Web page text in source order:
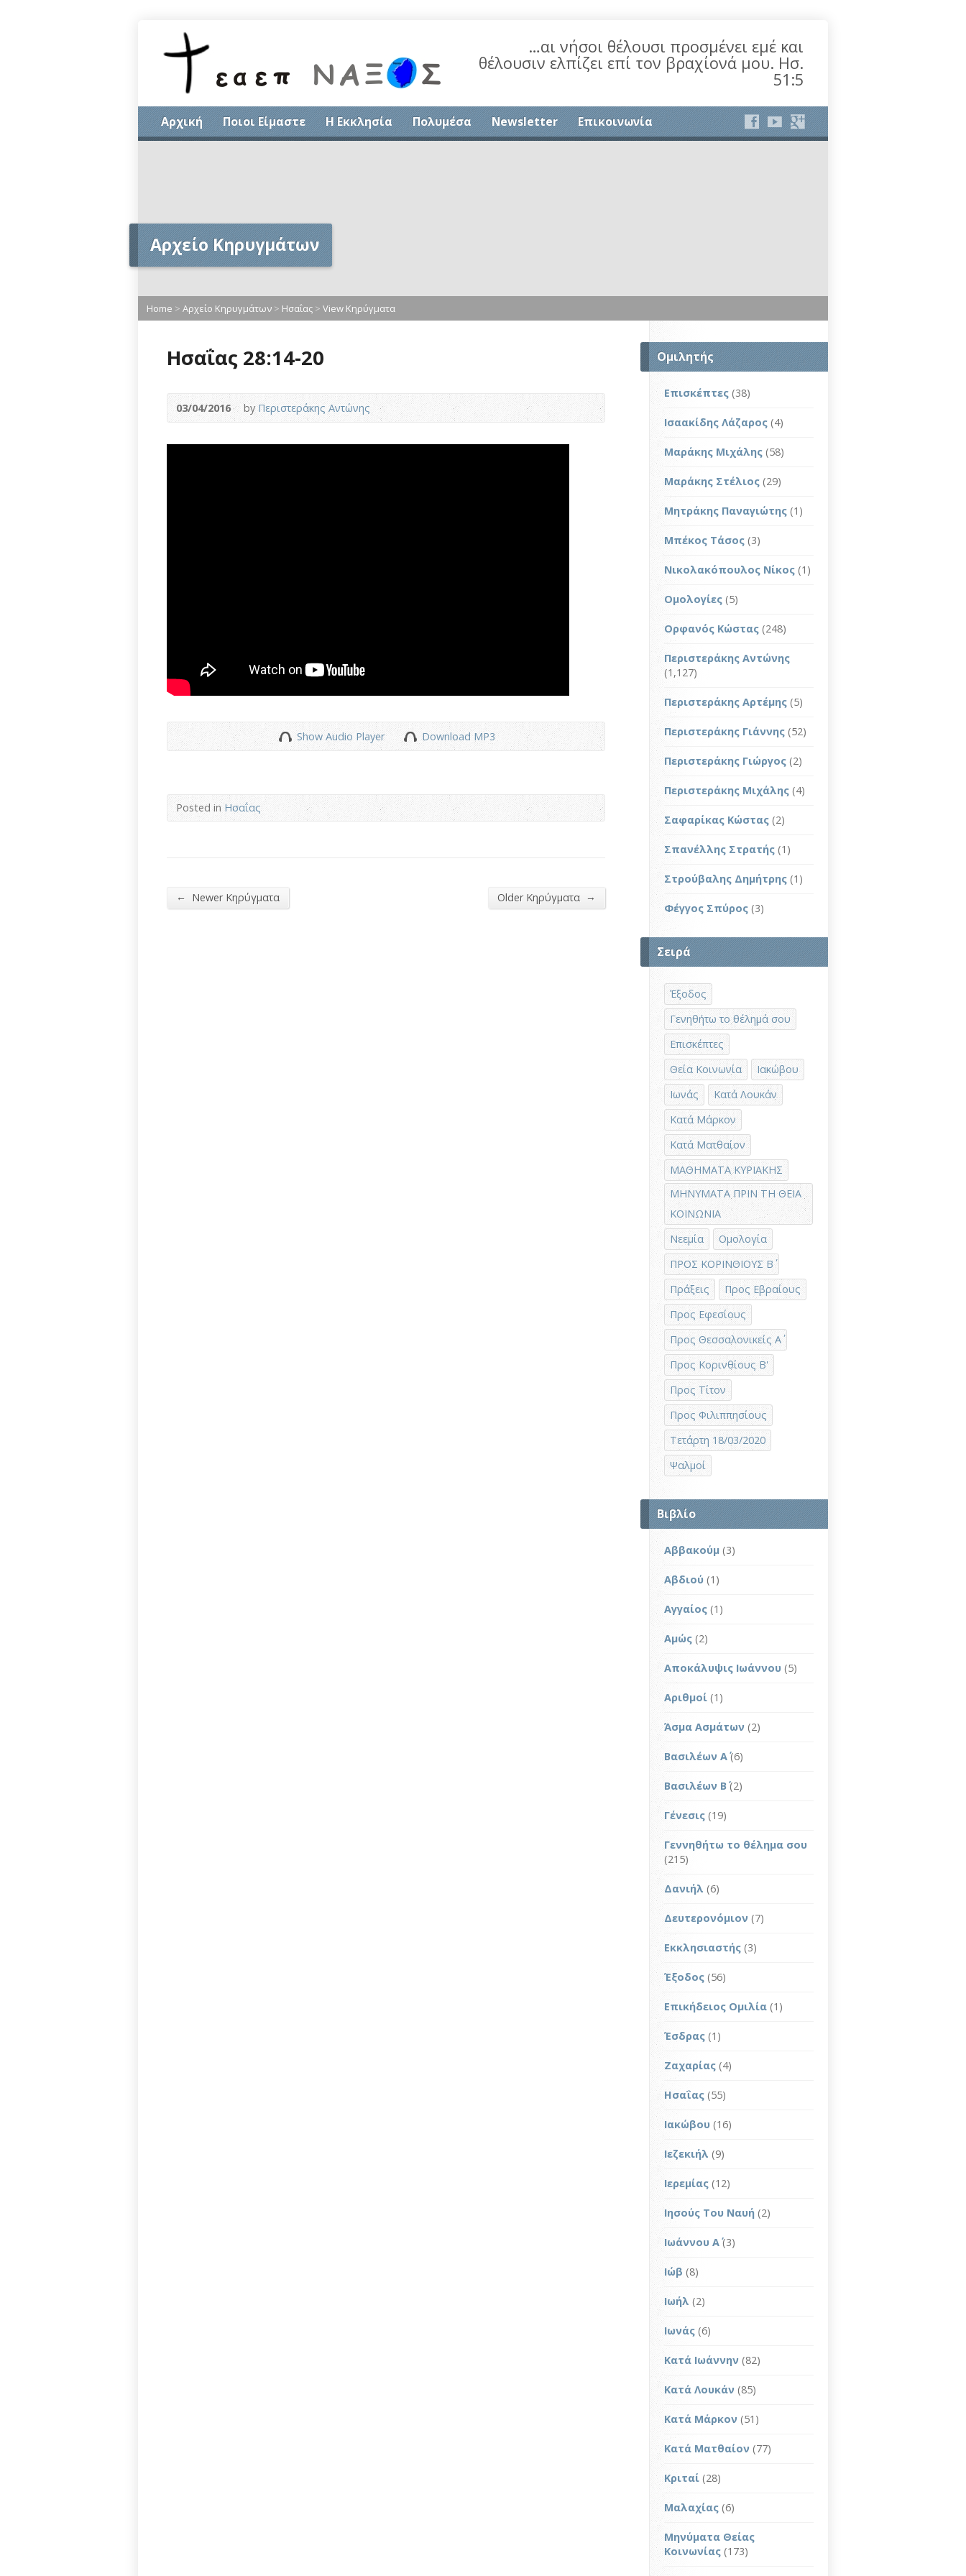
…αι νήσοι θέλουσι προσμένει εμέ και
θέλουσιν ελπίζει επί τον βραχίονά μου. Ησ.
51:5
Αρχική Ποιοι Είμαστε Η Εκκλησία Πολυμέσα Newsletter Επικοινωνία
Αρχείο Κηρυγμάτων
Home > Αρχείο Κηρυγμάτων > Ησαΐας > View Κηρύγματα
Ησαΐας 28:14-20
03/04/2016 byΠεριστεράκης Αντώνης
Show Audio Player Download MP3
Posted inΗσαΐας
← Newer Κηρύγματα Older Κηρύγματα →
Ομιλητής
Επισκέπτες (38)
Ισαακίδης Λάζαρος (4)
Μαράκης Μιχάλης (58)
Μαράκης Στέλιος (29)
Μητράκης Παναγιώτης (1)
Μπέκος Τάσος (3)
Νικολακόπουλος Νίκος (1)
Ομολογίες (5)
Ορφανός Κώστας (248)
Περιστεράκης Αντώνης
(1,127)
Περιστεράκης Αρτέμης (5)
Περιστεράκης Γιάννης (52)
Περιστεράκης Γιώργος (2)
Περιστεράκης Μιχάλης (4)
Σαφαρίκας Κώστας (2)
Σπανέλλης Στρατής (1)
Στρούβαλης Δημήτρης (1)
Φέγγος Σπύρος (3)
Σειρά
Έξοδος
Γενηθήτω το θέλημά σου
Επισκέπτες
Θεία Κοινωνία
Ιακώβου
Ιωνάς
Κατά Λουκάν
Κατά Μάρκον
Κατά Ματθαίον
ΜΑΘΗΜΑΤΑ ΚΥΡΙΑΚΗΣ
ΜΗΝΥΜΑΤΑ ΠΡΙΝ ΤΗ ΘΕΙΑ
ΚΟΙΝΩΝΙΑ
Νεεμία
Ομολογία
ΠΡΟΣ ΚΟΡΙΝΘΙΟΥΣ Β΄
Πράξεις
Προς Εβραίους
Προς Εφεσίους
Προς Θεσσαλονικείς Α΄
Προς Κορινθίους Β'
Προς Τίτον
Προς Φιλιππησίους
Τετάρτη 18/03/2020
Ψαλμοί
Βιβλίο
Αββακούμ (3)
Αβδιού (1)
Αγγαίος (1)
Αμώς (2)
Αποκάλυψις Ιωάννου (5)
Αριθμοί (1)
Άσμα Ασμάτων (2)
Βασιλέων Α΄(6)
Βασιλέων Β΄ (2)
Γένεσις (19)
Γεννηθήτω το θέλημα σου
(215)
Δανιήλ (6)
Δευτερονόμιον (7)
Εκκλησιαστής (3)
Έξοδος (56)
Επικήδειος Ομιλία (1)
Έσδρας (1)
Ζαχαρίας (4)
Ησαΐας (55)
Ιακώβου (16)
Ιεζεκιήλ (9)
Ιερεμίας (12)
Ιησούς Του Ναυή (2)
Ιωάννου Α΄(3)
Ιώβ (8)
Ιωήλ (2)
Ιωνάς (6)
Κατά Ιωάννην (82)
Κατά Λουκάν (85)
Κατά Μάρκον (51)
Κατά Ματθαίον (77)
Κριταί (28)
Μαλαχίας (6)
Μηνύματα Θείας
Κοινωνίας (173)